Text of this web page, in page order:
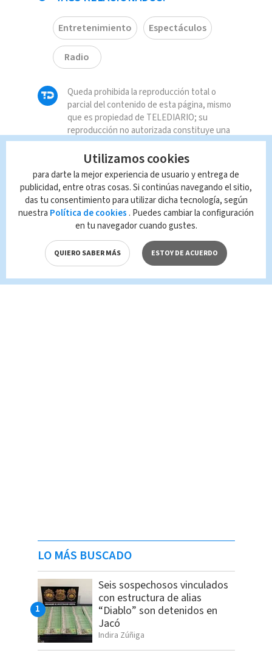
Entretenimiento Espectáculos
Radio
Queda prohibida la reproducción total o
parcial del contenido de esta página, mismo
que es propiedad de TELEDIARIO; su
reproducción no autorizada constituye una
infracción y un delito de conformidad con las
leyes aplicables.
LO MÁS BUSCADO
Seis sospechosos vinculados
con estructura de alias
“Diablo” son detenidos en
Jacó
Indira Zúñiga
Utilizamos cookies
para darte la mejor experiencia de usuario y entrega de
publicidad, entre otras cosas. Si continúas navegando el sitio,
das tu consentimiento para utilizar dicha tecnología, según
nuestra Política de cookies . Puedes cambiar la configuración
en tu navegador cuando gustes.
QUIERO SABER MÁS ESTOY DE ACUERDO